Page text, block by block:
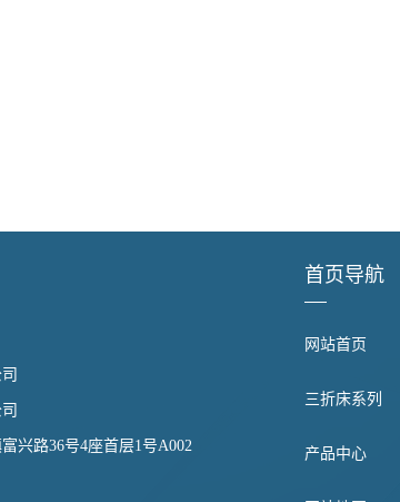
兴路36号4座首层1号A002
首页导航
网站首页
三折床系列
产品中心